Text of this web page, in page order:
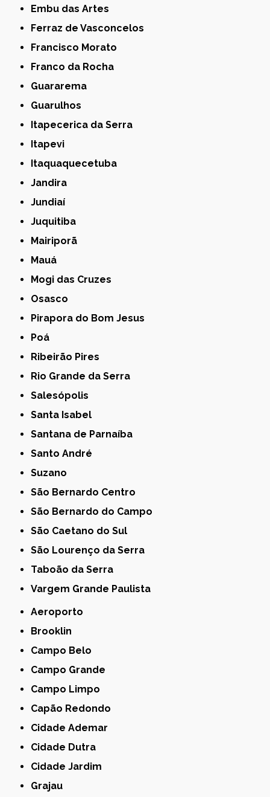
Embu das Artes
Ferraz de Vasconcelos
Francisco Morato
Franco da Rocha
Guararema
Guarulhos
Itapecerica da Serra
Itapevi
Itaquaquecetuba
Jandira
Jundiaí
Juquitiba
Mairiporã
Mauá
Mogi das Cruzes
Osasco
Pirapora do Bom Jesus
Poá
Ribeirão Pires
Rio Grande da Serra
Salesópolis
Santa Isabel
Santana de Parnaíba
Santo André
Suzano
São Bernardo Centro
São Bernardo do Campo
São Caetano do Sul
São Lourenço da Serra
Taboão da Serra
Vargem Grande Paulista
Aeroporto
Brooklin
Campo Belo
Campo Grande
Campo Limpo
Capão Redondo
Cidade Ademar
Cidade Dutra
Cidade Jardim
Grajau